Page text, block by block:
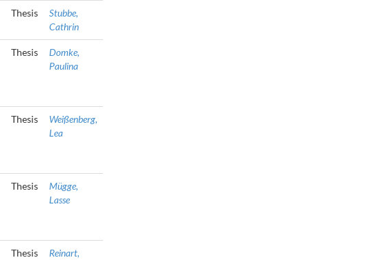
Thesis
Stubbe,
Cathrin
Thesis
Domke,
Paulina
Thesis
Weißenberg,
Lea
Thesis
Mügge,
Lasse
Thesis
Reinart,